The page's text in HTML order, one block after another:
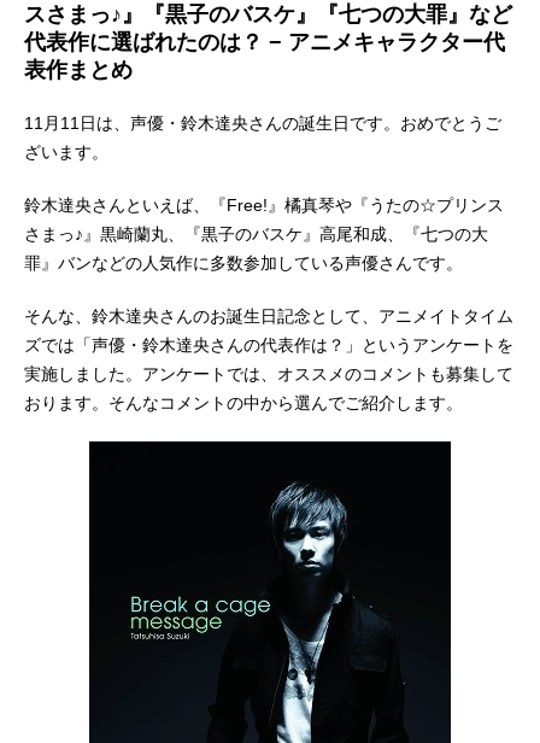
スさまっ♪』『黒子のバスケ』『七つの大罪』など
代表作に選ばれたのは？ − アニメキャラクター代
表作まとめ
11月11日は、声優・鈴木達央さんの誕生日です。おめでとうご
ざいます。
鈴木達央さんといえば、『Free!』橘真琴や『うたの☆プリンス
さまっ♪』黒崎蘭丸、『黒子のバスケ』高尾和成、『七つの大
罪』バンなどの人気作に多数参加している声優さんです。
そんな、鈴木達央さんのお誕生日記念として、アニメイトタイム
ズでは「声優・鈴木達央さんの代表作は？」というアンケートを
実施しました。アンケートでは、オススメのコメントも募集して
おります。そんなコメントの中から選んでご紹介します。